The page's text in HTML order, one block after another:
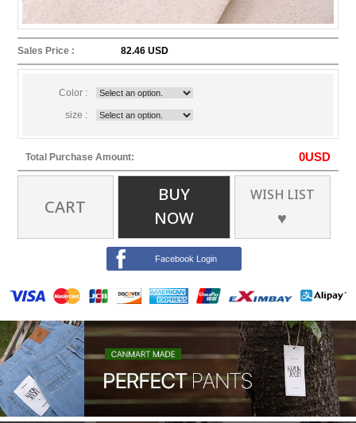
Sales Price : 82.46 USD
Color :
size :
Total Purchase Amount: 0USD
CART
BUY
NOW
WISH LIST
♥
Facebook Login